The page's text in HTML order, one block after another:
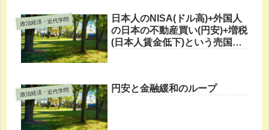
政治経済・近代学問
日本人のNISA(ドル高)+外国人
の日本の不動産買い(円安)+増税
(日本人賃金低下)という売国コ
政治経済・近代学問 円安と金融緩和のループ